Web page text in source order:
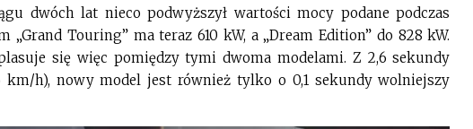
dwóch lat nieco podwyższył wartości mocy podane podczas
Touring” ma teraz 610 kW, a „Dream Edition” do 828 kW.
się więc pomiędzy tymi dwoma modelami. Z 2,6 sekundy
h), nowy model jest również tylko o 0,1 sekundy wolniejszy